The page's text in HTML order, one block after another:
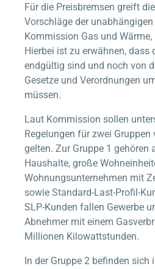
Für die Preisbremsen greift
Vorschläge der unabhängigen
Kommission Gas und Wärme,
Hierbei ist zu erwähnen,
endgültig sind und noch von
Gesetze und Verordnungen
müssen.
Laut Kommission sollen
Regelungen für zwei Gruppen
gelten. Zur Gruppe 1 gehören
Haushalte, große
Wohnungsunternehmen mit
sowie Standard-Last-Profil-
SLP-Kunden fallen Gewerbe
Abnehmer mit einem
Millionen Kilowattstunden.
In der Gruppe 2 befinden sich